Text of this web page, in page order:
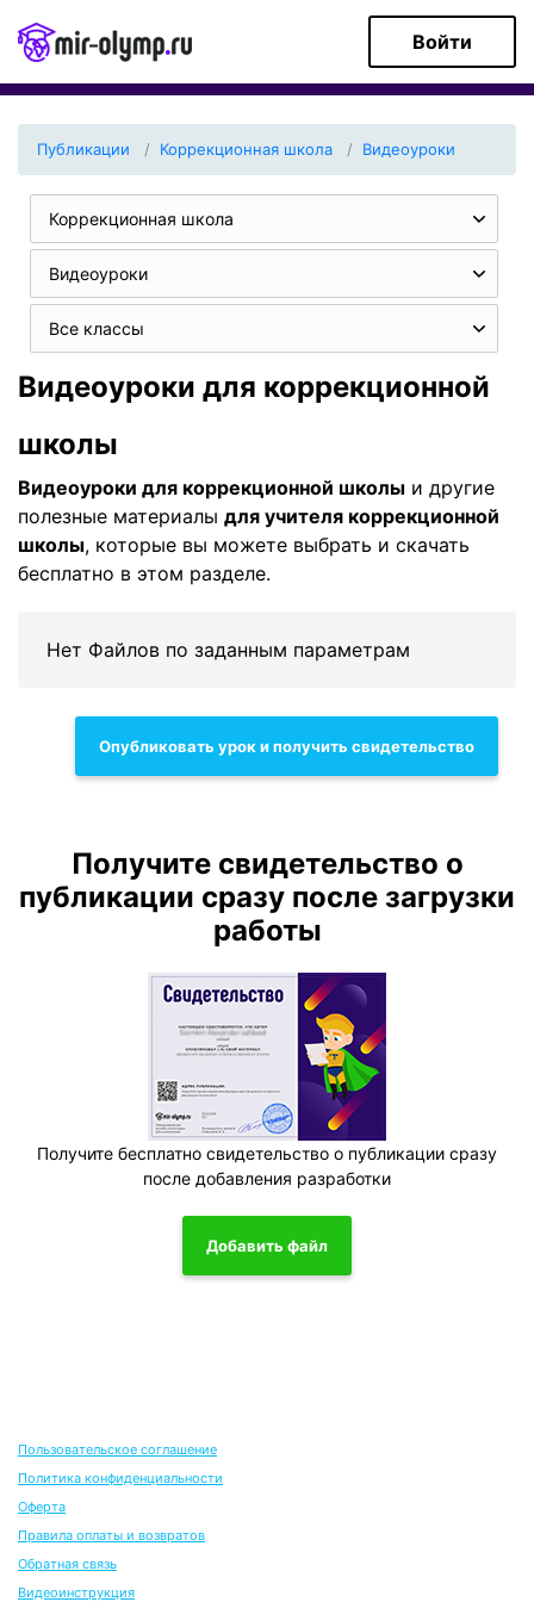
Войти
Публикации Коррекционная школа Видеоуроки
Коррекционная школа
Видеоуроки
Все классы
Видеоуроки для коррекционной
школы
Видеоуроки для коррекционной школы и другие
полезные материалы для учителя коррекционной
школы, которые вы можете выбрать и скачать
бесплатно в этом разделе.
Нет Файлов по заданным параметрам
Опубликовать урок и получить свидетельство
Получите свидетельство о
публикации сразу после загрузки
работы
Получите бесплатно свидетельство о публикации сразу
после добавления разработки
Добавить файл
Пользовательское соглашение
Политика конфиденциальности
Оферта
Правила оплаты и возвратов
Обратная связь
Видеоинструкция